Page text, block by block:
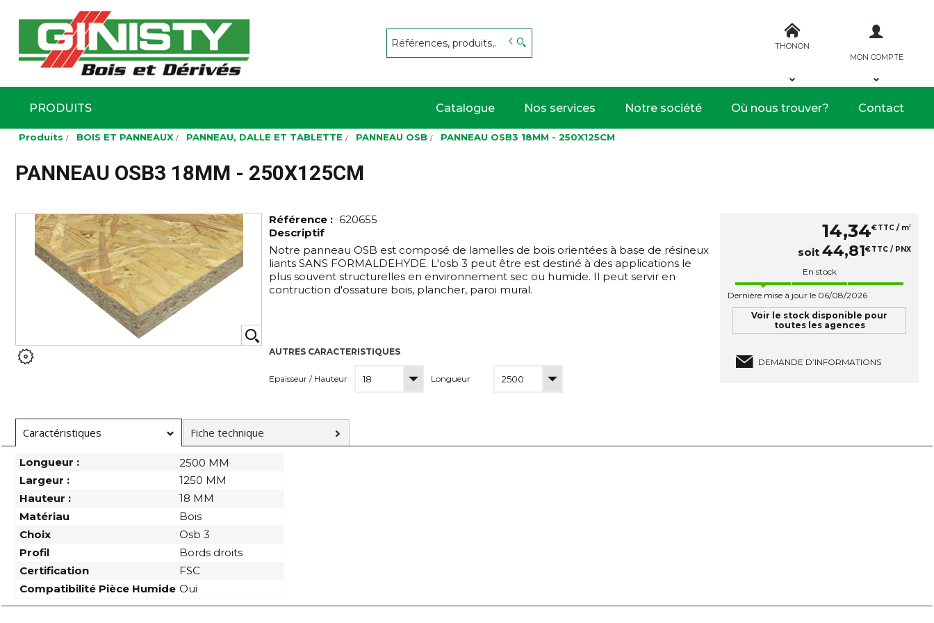
Aller
principal
THONON
MON COMPTE
PRODUITS Catalogue Nos services Notre société Où nous trouver? Contact
Produits BOIS ET PANNEAUX PANNEAU, DALLE ET TABLETTE PANNEAU OSB PANNEAU OSB3 18MM - 250X125CM
PANNEAU OSB3 18MM - 250X125CM
Référence : 620655
Descriptif
Notre panneau OSB est composé de lamelles de bois orientées à base de résineux
liants SANS FORMALDEHYDE. L'osb 3 peut être est destiné à des applications le
plus souvent structurelles en environnement sec ou humide. Il peut servir en
contruction d'ossature bois, plancher, paroi mural.
AUTRES CARACTERISTIQUES
Epaisseur / Hauteur Longueur
14,34€TTC / m2
soit 44,81€TTC / PNX
En stock
Dernière mise à jour le 06/08/2026
Voir le stock disponible pour
toutes les agences
DEMANDE D’INFORMATIONS
Caractéristiques Fiche technique
Longueur :
2500 MM
Largeur :
1250 MM
Hauteur :
18 MM
Matériau
Bois
Choix
Osb 3
Profil
Bords droits
Certification
FSC
Compatibilité Pièce Humide Oui